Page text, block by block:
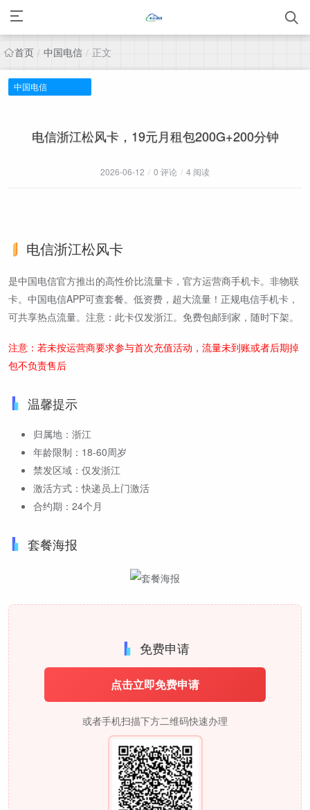
首页 / 中国电信 / 正文
中国电信
电信浙江松风卡，19元月租包200G+200分钟
2026-06-12 / 0 评论 / 4 阅读
电信浙江松风卡
是中国电信官方推出的高性价比流量卡，官方运营商手机卡。非物联
卡。中国电信APP可查套餐。低资费，超大流量！正规电信手机卡，
可共享热点流量。注意：此卡仅发浙江。免费包邮到家，随时下架。
注意：若未按运营商要求参与首次充值活动，流量未到账或者后期掉
包不负责售后
温馨提示
归属地：浙江
年龄限制：18-60周岁
禁发区域：仅发浙江
激活方式：快递员上门激活
合约期：24个月
套餐海报
免费申请
点击立即免费申请
或者手机扫描下方二维码快速办理